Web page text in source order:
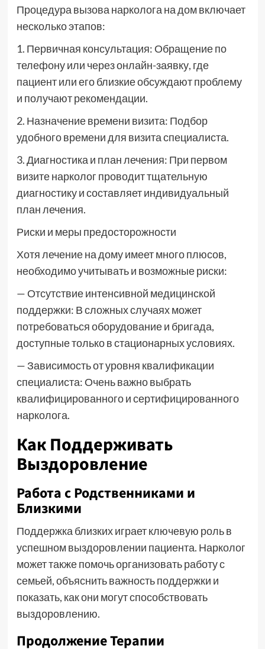
Процедура вызова нарколога на дом включает
несколько этапов:
1. Первичная консультация: Обращение по
телефону или через онлайн-заявку, где
пациент или его близкие обсуждают проблему
и получают рекомендации.
2. Назначение времени визита: Подбор
удобного времени для визита специалиста.
3. Диагностика и план лечения: При первом
визите нарколог проводит тщательную
диагностику и составляет индивидуальный
план лечения.
Риски и меры предосторожности
Хотя лечение на дому имеет много плюсов,
необходимо учитывать и возможные риски:
— Отсутствие интенсивной медицинской
поддержки: В сложных случаях может
потребоваться оборудование и бригада,
доступные только в стационарных условиях.
— Зависимость от уровня квалификации
специалиста: Очень важно выбрать
квалифицированного и сертифицированного
нарколога.
Как Поддерживать
Выздоровление
Работа с Родственниками и
Близкими
Поддержка близких играет ключевую роль в
успешном выздоровлении пациента. Нарколог
может также помочь организовать работу с
семьей, объяснить важность поддержки и
показать, как они могут способствовать
выздоровлению.
Продолжение Терапии